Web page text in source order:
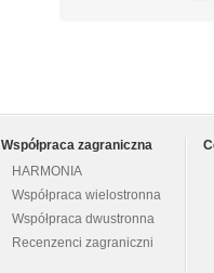
Współpraca zagraniczna
HARMONIA
Współpraca wielostronna
Współpraca dwustronna
Recenzenci zagraniczni